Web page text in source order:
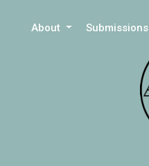
About Submissions